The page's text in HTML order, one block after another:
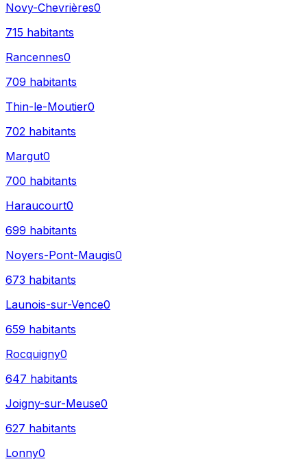
Novy-Chevrières0
715 habitants
Rancennes0
709 habitants
Thin-le-Moutier0
702 habitants
Margut0
700 habitants
Haraucourt0
699 habitants
Noyers-Pont-Maugis0
673 habitants
Launois-sur-Vence0
659 habitants
Rocquigny0
647 habitants
Joigny-sur-Meuse0
627 habitants
Lonny0